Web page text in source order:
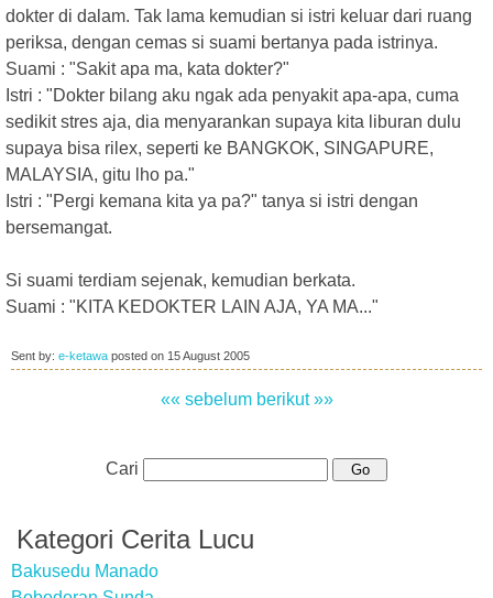
dokter di dalam. Tak lama kemudian si istri keluar dari ruang
periksa, dengan cemas si suami bertanya pada istrinya.
Suami : "Sakit apa ma, kata dokter?"
Istri : "Dokter bilang aku ngak ada penyakit apa-apa, cuma
sedikit stres aja, dia menyarankan supaya kita liburan dulu
supaya bisa rilex, seperti ke BANGKOK, SINGAPURE,
MALAYSIA, gitu lho pa."
Istri : "Pergi kemana kita ya pa?" tanya si istri dengan
bersemangat.
Si suami terdiam sejenak, kemudian berkata.
Suami : "KITA KEDOKTER LAIN AJA, YA MA..."
Sent by: e-ketawa posted on 15 August 2005
«« sebelum berikut »»
Cari
Kategori Cerita Lucu
Bakusedu Manado